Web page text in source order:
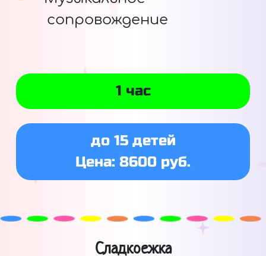
сопровождение
1 час
до 15 детей
Цена: 8600 руб.
Сладкоежка